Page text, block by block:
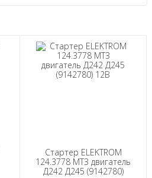
Стартер ELEKTROM
124.3778 МТЗ двигатель
Д242 Д245 (9142780)